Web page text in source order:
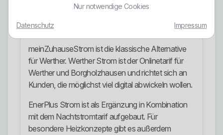
mit automatischer Bestabrechnung, kurzer
beschrieben.
meinZuhauseStrom ist die klassische Alternative
für Werther. Werther Strom ist der Onlinetarif für
Werther und Borgholzhausen und richtet sich an
Kunden, die möglichst viel digital abwickeln wollen.
EnerPlus Strom ist als Ergänzung in Kombination
mit dem Nachtstromtarif aufgebaut. Für
besondere Heizkonzepte gibt es außerdem
Nur notwendige Cookies
Datenschutz Impressum